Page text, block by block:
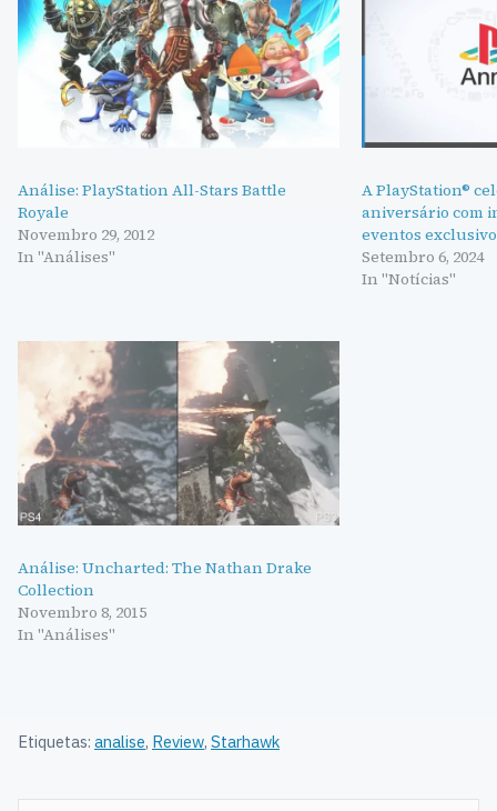
Análise: PlayStation All-Stars Battle
Royale
Novembro 29, 2012
In "Análises"
A PlayStation®
aniversário com
eventos
Setembro 6, 2024
In "Notícias"
Análise: Uncharted: The Nathan Drake
Collection
Novembro 8, 2015
In "Análises"
Etiquetas: analise, Review, Starhawk